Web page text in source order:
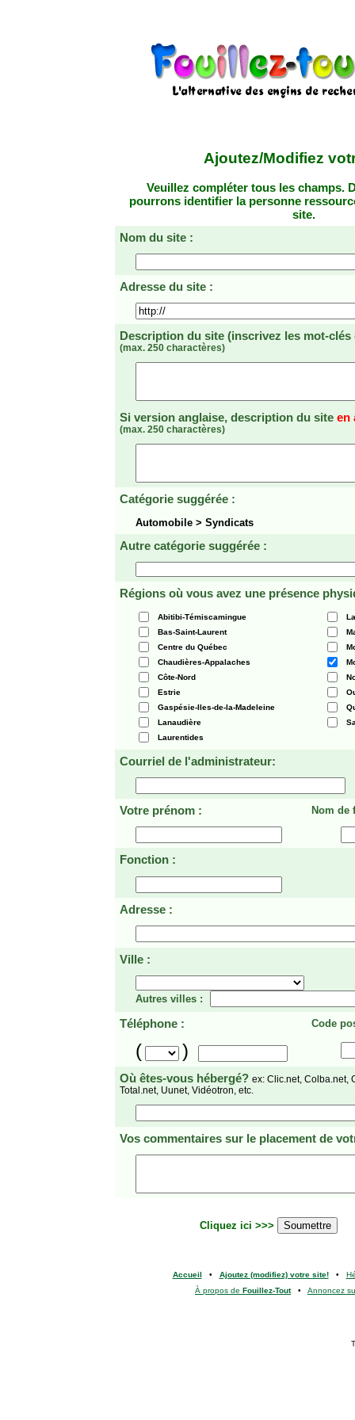
Ajoutez/Modifiez
Veuillez compléter tous les champs.
pourrons identifier la personne
site.
Nom du site :
Adresse du site :
Description du site (inscrivez les mot-
(max. 250 charactères)
Si version anglaise, description du site en
(max. 250 charactères)
Catégorie suggérée :
Automobile > Syndicats
Autre catégorie suggérée :
Régions où vous avez une présence
Abitibi-Témiscamingue
Bas-Saint-Laurent
Centre du Québec
Chaudières-Appalaches
Côte-Nord
Estrie
Gaspésie-Iles-de-la-Madeleine
Lanaudière
Laurentides
Courriel de l'administrateur:
Votre prénom : Nom de
Fonction :
Adresse :
Ville :
Autres villes :
Téléphone : Code
( )
Où êtes-vous hébergé? ex: Clic.net, Colba.net,
Total.net, Uunet, Vidéotron, etc.
Vos commentaires sur le placement de
Cliquez ici >>>
Accueil • Ajoutez (modifiez) votre site!•
À propos de Fouillez-Tout• Annoncez